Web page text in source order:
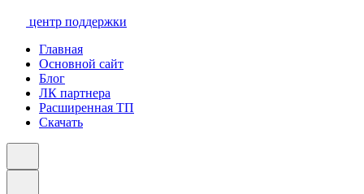
центр поддержки
Главная
Основной сайт
Блог
ЛК партнера
Расширенная ТП
Скачать